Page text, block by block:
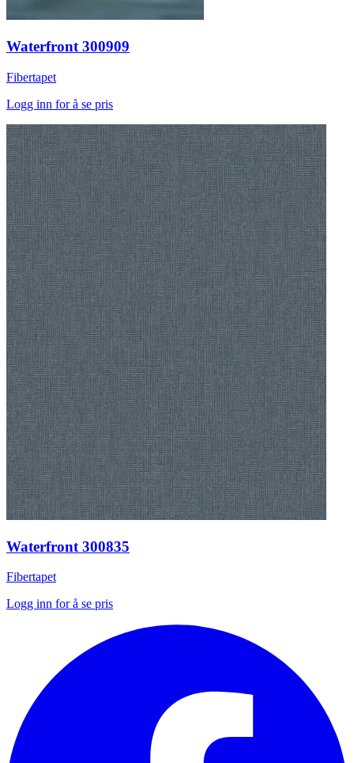
Waterfront 300909
Fibertapet
Logg inn for å se pris
Waterfront 300835
Fibertapet
Logg inn for å se pris